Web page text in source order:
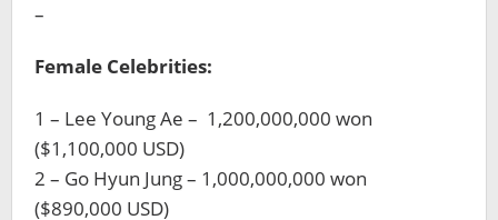
–
Female Celebrities:
1 – Lee Young Ae – 1,200,000,000 won
($1,100,000 USD)
2 – Go Hyun Jung – 1,000,000,000 won
($890,000 USD)